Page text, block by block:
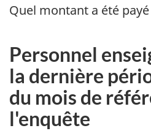
Quel montant a été payé
Personnel
la dernière
du mois de
l'enquête